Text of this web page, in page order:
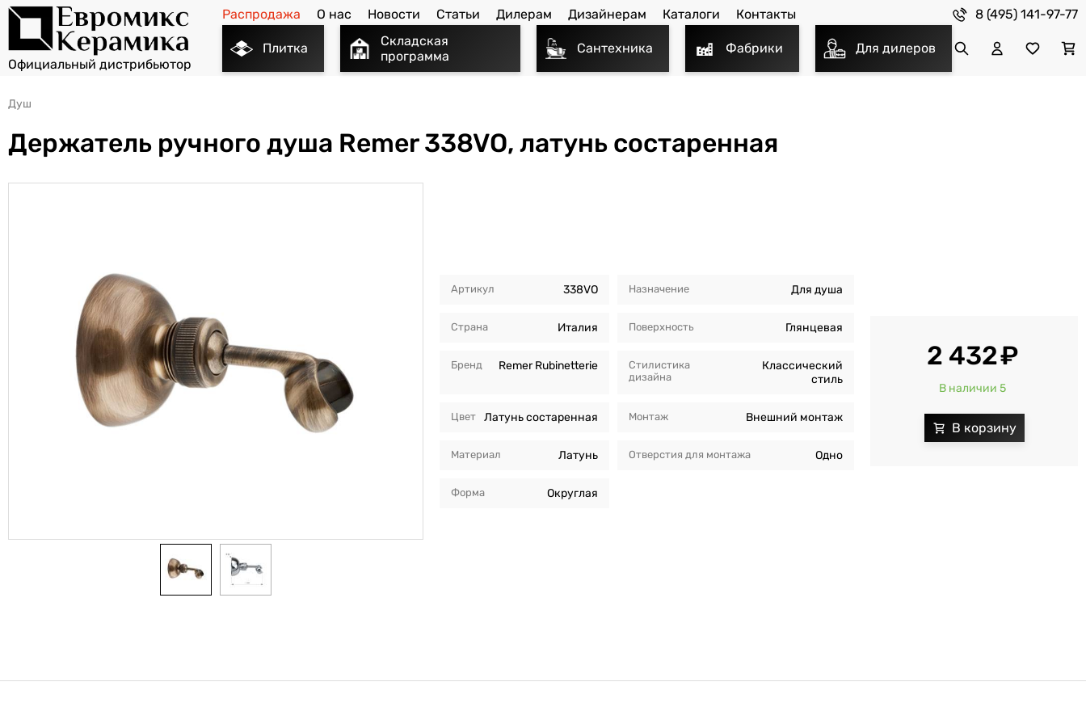
Распродажа О нас Новости Статьи Дилерам Дизайнерам Каталоги Контакты 8 (495) 141-97-77
Плитка
Складская
программа
Сантехника Фабрики Для дилеров
Душ
Держатель ручного душа Remer 338VO, латунь состаренная
Артикул 338VO
Страна Италия
Бренд Remer Rubinetterie
Цвет Латунь состаренная
Материал Латунь
Форма Округлая
Назначение Для душа
Поверхность Глянцевая
Стилистика
дизайна
Классический
стиль
Монтаж Внешний монтаж
Отверстия для монтажа Одно
2 432
В наличии 5